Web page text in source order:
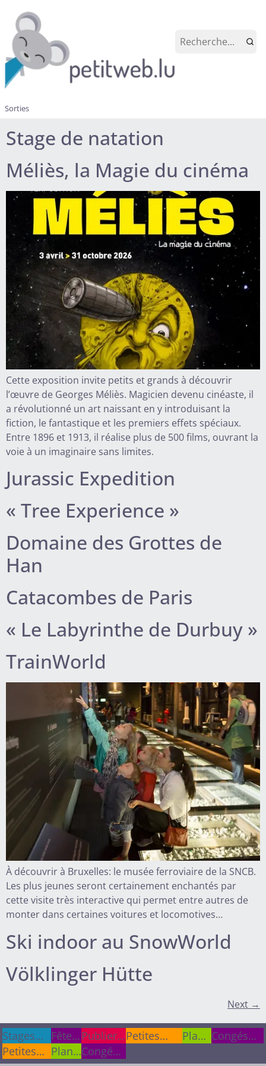
Sorties
Stage de natation
Méliès, la Magie du cinéma
Cette exposition invite petits et grands à découvrir
l’œuvre de Georges Méliès. Magicien devenu cinéaste, il
a révolutionné un art naissant en y introduisant la
fiction, le fantastique et les premiers effets spéciaux.
Entre 1896 et 1913, il réalise plus de 500 films, ouvrant la
voie à un imaginaire sans limites.
Jurassic Expedition
« Tree Experience »
Domaine des Grottes de
Han
Catacombes de Paris
« Le Labyrinthe de Durbuy »
TrainWorld
À découvrir à Bruxelles: le musée ferroviaire de la SNCB.
Les plus jeunes seront certainement enchantés par
cette visite très interactive qui permet entre autres de
monter dans certaines voitures et locomotives…
Ski indoor au SnowWorld
Völklinger Hütte
Next →
Stages
cet été
Stages
cet été
Fêtes
&
Fêtes
&
Publier
une info
Publier
une info
Petites
Petites
Plan
Plan
Congés
Congés